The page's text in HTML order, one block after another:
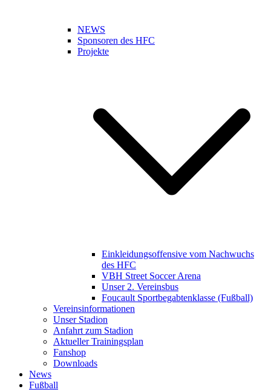
NEWS
Sponsoren des HFC
Projekte
Einkleidungsoffensive vom Nachwuchs
des HFC
VBH Street Soccer Arena
Unser 2. Vereinsbus
Foucault Sportbegabtenklasse (Fußball)
Vereinsinformationen
Unser Stadion
Anfahrt zum Stadion
Aktueller Trainingsplan
Fanshop
Downloads
News
Fußball